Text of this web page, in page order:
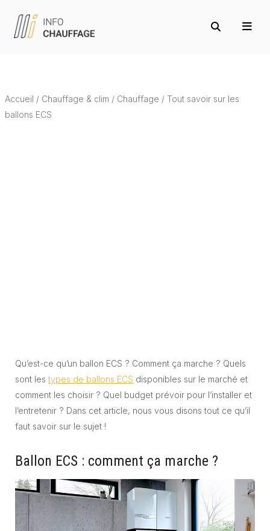
Accueil / Chauffage & clim / Chauffage / Tout savoir sur les
ballons ECS
Qu’est-ce qu’un ballon ECS ? Comment ça marche ? Quels
sont les types de ballons ECS disponibles sur le marché et
comment les choisir ? Quel budget prévoir pour l’installer et
l’entretenir ? Dans cet article, nous vous disons tout ce qu’il
faut savoir sur le sujet !
Ballon ECS : comment ça marche ?